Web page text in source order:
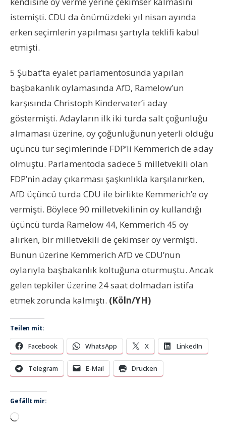
istemişti. CDU da önümüzdeki yıl nisan ayında
erken seçimlerin yapılması şartıyla teklifi kabul
etmişti.
5 Şubat’ta eyalet parlamentosunda yapılan
başbakanlık oylamasında AfD, Ramelow’un
karşısında Christoph Kindervater’i aday
göstermişti. Adayların ilk iki turda salt çoğunluğu
almaması üzerine, oy çoğunluğunun yeterli olduğu
üçüncü tur seçimlerinde FDP’li Kemmerich de aday
olmuştu. Parlamentoda sadece 5 milletvekili olan
FDP’nin aday çıkarması şaşkınlıkla karşılanırken,
AfD üçüncü turda CDU ile birlikte Kemmerich’e oy
vermişti. Böylece 90 milletvekilinin oy kullandığı
üçüncü turda Ramelow 44, Kemmerich 45 oy
alırken, bir milletvekili de çekimser oy vermişti.
Bunun üzerine Kemmerich AfD ve CDU’nun
oylarıyla başbakanlık koltuğuna oturmuştu. Ancak
gelen tepkiler üzerine 24 saat dolmadan istifa
etmek zorunda kalmıştı. (Köln/YH)
Teilen mit:
Facebook WhatsApp X LinkedIn
Telegram E-Mail Drucken
Gefällt mir:
Wird